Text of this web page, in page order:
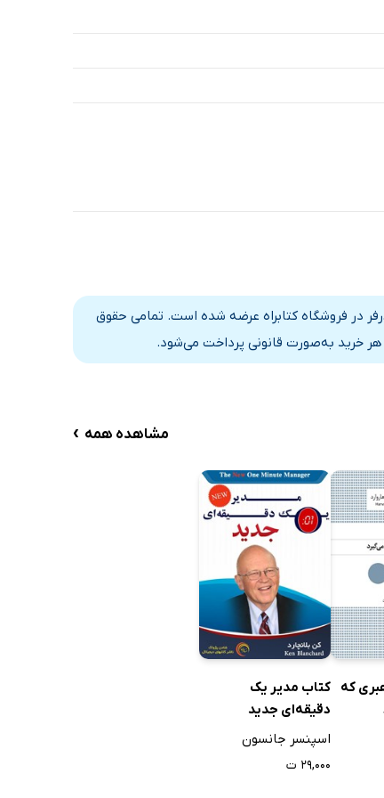
در فروشگاه کتابراه عرضه شده است. تمامی حقوق
هر خرید به‌صورت قانونی پرداخت می‌شود.
مشاهده همه ›
که کتاب مدیر یک
دقیقه‌ای جدید
اسپنسر جانسون
۲۹,۰۰۰ ت